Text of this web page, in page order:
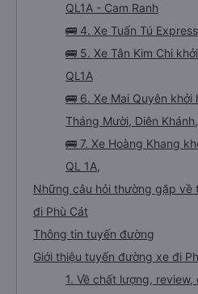
QL1A - Cam Ranh
🚌 4. Xe Tuấn Tú
🚌 5. Xe Tân Kim Chi
QL1A
🚌 6. Xe Mai Quyên khởi
Tháng Mười, Diên
🚌 7. Xe Hoàng Khang
QL 1A,
Những câu hỏi thường gặp về
đi Phù Cát
Thông tin tuyến đường
Giới thiệu tuyến đường xe đi
1. Về chất lượng,